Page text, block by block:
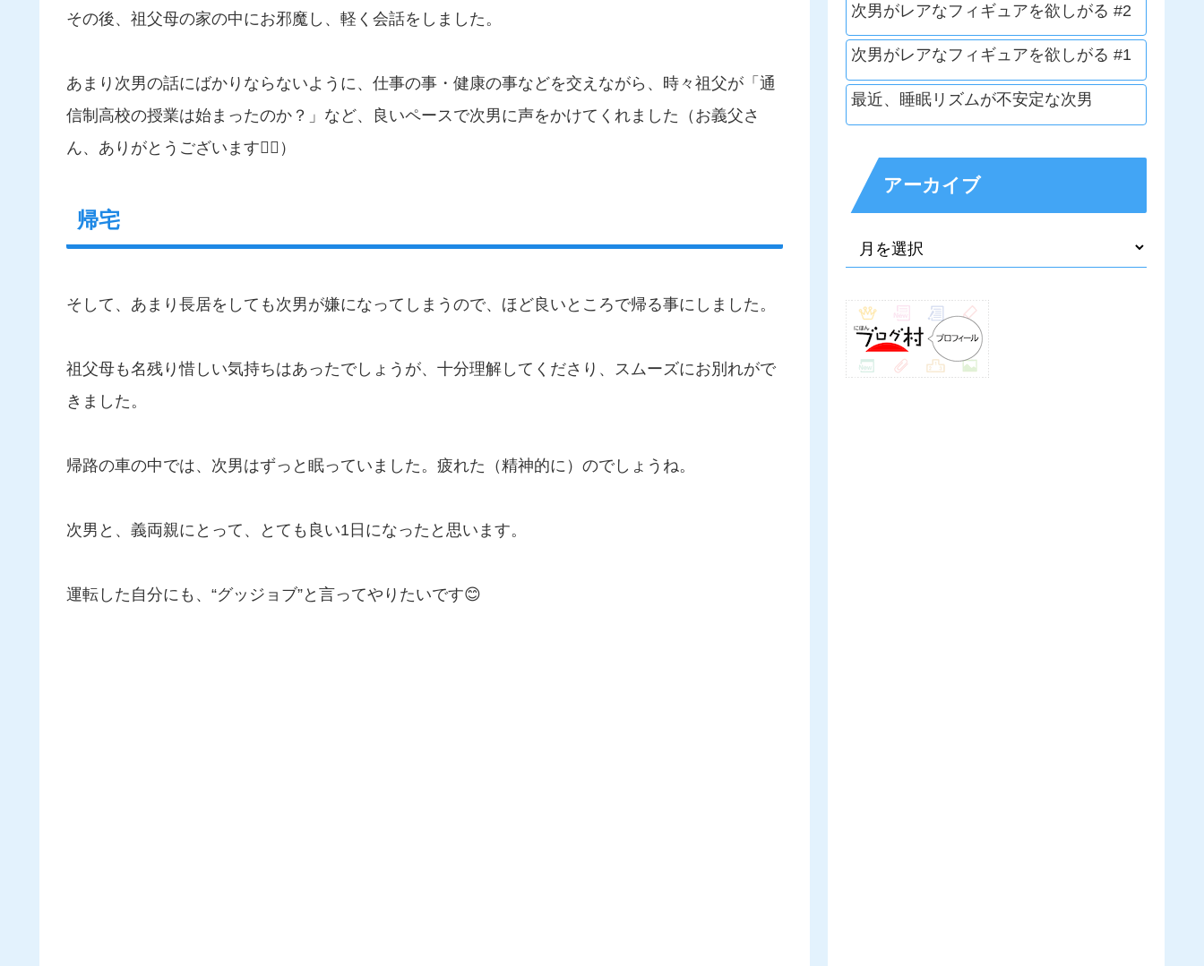
その後、祖父母の家の中にお邪魔し、軽く会話をしました。
あまり次男の話にばかりならないように、仕事の事・健康の事などを交えながら、時々祖父が「通
信制高校の授業は始まったのか？」など、良いペースで次男に声をかけてくれました（お義父さ
ん、ありがとうございます🙇‍♂️）
帰宅
そして、あまり長居をしても次男が嫌になってしまうので、ほど良いところで帰る事にしました。
祖父母も名残り惜しい気持ちはあったでしょうが、十分理解してくださり、スムーズにお別れがで
きました。
帰路の車の中では、次男はずっと眠っていました。疲れた（精神的に）のでしょうね。
次男と、義両親にとって、とても良い1日になったと思います。
運転した自分にも、“グッジョブ”と言ってやりたいです😊
次男がレアなフィギュアを欲しがる #2
次男がレアなフィギュアを欲しがる #1
最近、睡眠リズムが不安定な次男
アーカイブ